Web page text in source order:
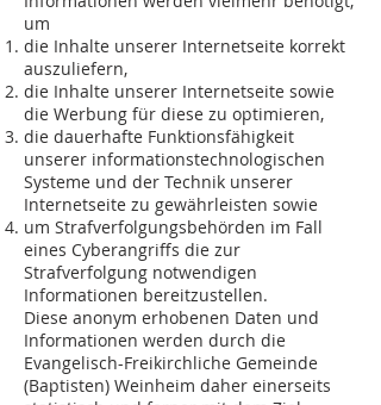
um
die Inhalte unserer Internetseite korrekt
auszuliefern,
die Inhalte unserer Internetseite sowie
die Werbung für diese zu optimieren,
die dauerhafte Funktionsfähigkeit
unserer informationstechnologischen
Systeme und der Technik unserer
Internetseite zu gewährleisten sowie
um Strafverfolgungsbehörden im Fall
eines Cyberangriffs die zur
Strafverfolgung notwendigen
Informationen bereitzustellen.
Diese anonym erhobenen Daten und
Informationen werden durch die
Evangelisch-Freikirchliche Gemeinde
(Baptisten) Weinheim daher einerseits